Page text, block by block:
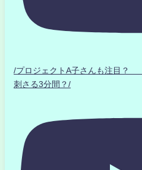
/プロジェクトA子さんも注目？
刺さる3分間？/